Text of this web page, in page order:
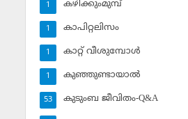
കഴിക്കുംമുമ്പ്
1
കാപിറ്റലിസം
1
കാറ്റ് വീശുമ്പോള്‍
1
കുഞ്ഞുണ്ടായാല്‍
1
കുടുംബ ജീവിതം-Q&A
53